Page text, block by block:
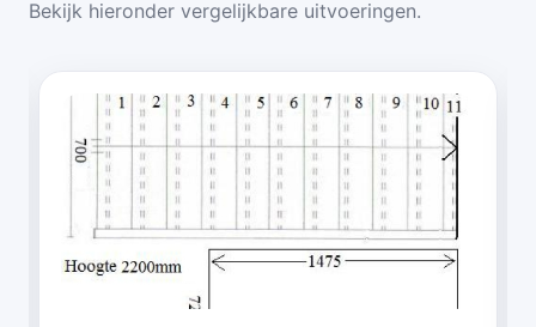
Bekijk hieronder vergelijkbare uitvoeringen.